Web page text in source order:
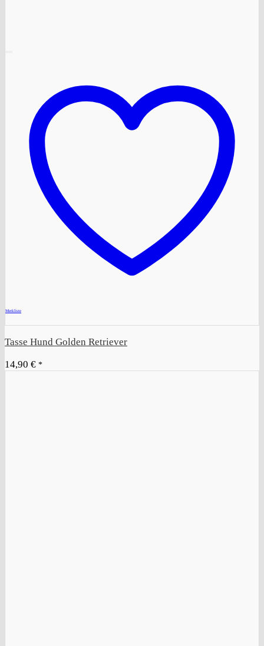
Merkliste
Tasse Hund Golden Retriever
14,90 € *